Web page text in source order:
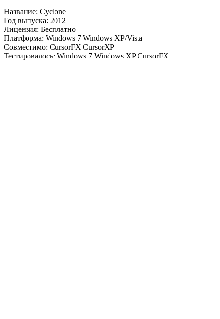
Название: Cyclone
Год выпуска: 2012
Лицензия: Бесплатно
Платформа: Windows 7 Windows XP/Vista
Совместимо: CursorFX CursorXP
Тестировалось: Windows 7 Windows XP CursorFX